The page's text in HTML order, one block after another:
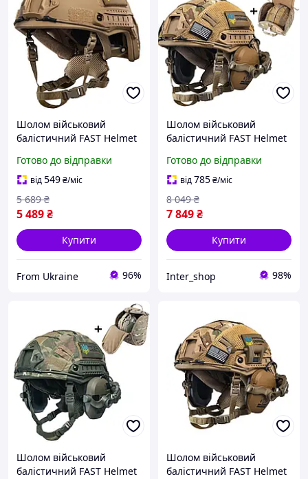
Шолом військовий
балістичний FAST Helmet
куленепробивна койот
Готово до відправки
від549₴/міс
5 489₴
5 689 ₴
Купити
From Ukraine 96%
Шолом військовий
балістичний FAST Helmet
тактичні активні
навушники Walkers койот
+ кавер
Готово до відправки
від785₴/міс
7 849₴
8 049 ₴
Купити
Inter_shop 98%
Шолом військовий
балістичний FAST Helmet
Шолом військовий
балістичний FAST Helmet